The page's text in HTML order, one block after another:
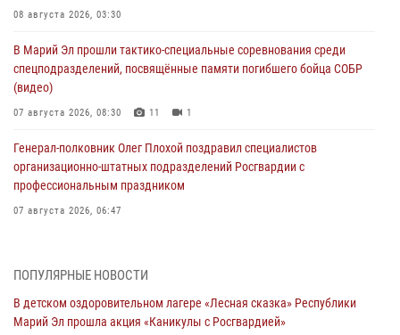
08 августа 2026, 03:30
В Марий Эл прошли тактико-специальные соревнования среди
спецподразделений, посвящённые памяти погибшего бойца СОБР
(видео)
07 августа 2026, 08:30 11 1
Генерал-полковник Олег Плохой поздравил специалистов
организационно-штатных подразделений Росгвардии с
профессиональным праздником
07 августа 2026, 06:47
Всероссийском семинаре в Нижнем Новгороде (видео)
07 августа 2026, 06:25 8 1
ПОПУЛЯРНЫЕ НОВОСТИ
В детском оздоровительном лагере «Лесная сказка» Республики
Марий Эл прошла акция «Каникулы с Росгвардией»